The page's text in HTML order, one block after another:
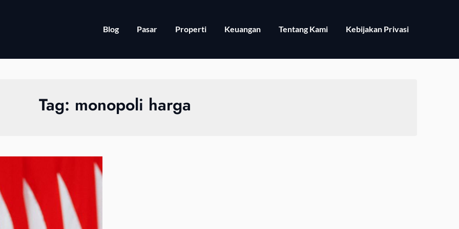
Blog Pasar Properti Keuangan Tentang Kami Kebijakan Privasi
Tag: monopoli harga